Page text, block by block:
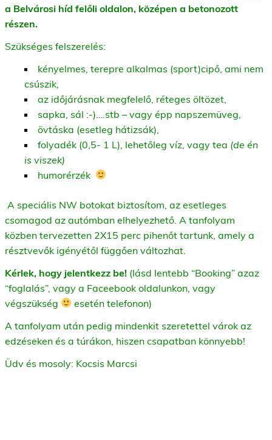
a Belvárosi híd felőli oldalon, középen a betonozott
részen.
Szükséges felszerelés:
kényelmes, terepre alkalmas (sport)cipő, ami nem
csúszik,
az időjárásnak megfelelő, réteges öltözet,
sapka, sál :-)….stb – vagy épp napszemüveg,
övtáska (esetleg hátizsák),
folyadék (0,5- 1 L), lehetőleg víz, vagy tea (de én
is viszek)
humorérzék
A speciális NW botokat biztosítom, az esetleges
csomagod az autómban elhelyezhető. A tanfolyam
közben tervezetten 2X15 perc pihenőt tartunk, amely a
résztvevők igényétől függően változhat.
Kérlek, hogy jelentkezz be! (lásd lentebb “Booking” azaz
“foglalás”, vagy a Faceebook oldalunkon, vagy
végszükség
esetén telefonon)
A tanfolyam után pedig mindenkit szeretettel várok az
edzéseken és a túrákon, hiszen csapatban könnyebb!
Üdv és mosoly: Kocsis Marcsi